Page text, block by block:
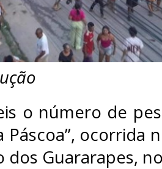
o número de
Páscoa”, ocorrida
dos Guararapes,